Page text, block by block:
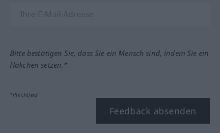
Bitte bestätigen Sie, dass Sie ein Mensch sind, indem Sie ein
Häkchen setzen.*
*Pflichtfeld
Feedback absenden